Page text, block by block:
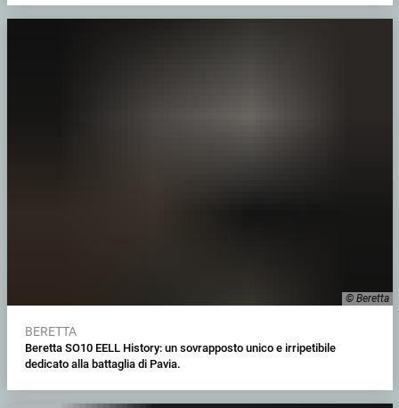
© Beretta
BERETTA
Beretta SO10 EELL History: un sovrapposto unico e irripetibile
dedicato alla battaglia di Pavia.